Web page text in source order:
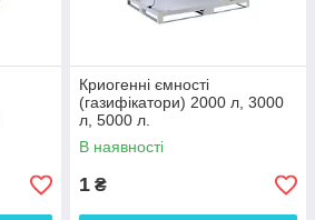
Криогенні ємності
(газифікатори) 2000 л, 3000
л, 5000 л.
В наявності
1 ₴